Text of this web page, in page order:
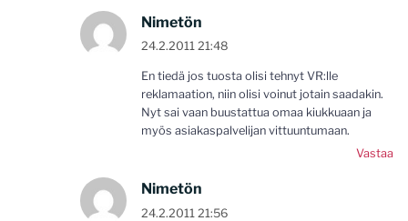
Nimetön
24.2.2011 21:48
En tiedä jos tuosta olisi tehnyt VR:lle
reklamaation, niin olisi voinut jotain saadakin.
Nyt sai vaan buustattua omaa kiukkuaan ja
myös asiakaspalvelijan vittuuntumaan.
Vastaa
Nimetön
24.2.2011 21:56